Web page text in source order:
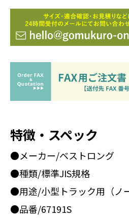
特徴・スペック
●メーカー/ベストロング
●種類/標準JIS規格
●用途/小型トラック用（ノ
●品番/67191S